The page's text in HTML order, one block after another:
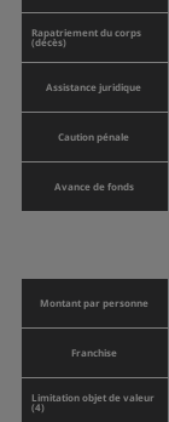
Rapatriement du corps
(décès)
Assistance juridique
Caution pénale
Avance de fonds
Montant par personne
Franchise
Limitation objet de valeur
(4)